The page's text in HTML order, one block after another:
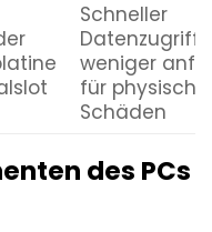
Schneller
Datenzugriff,
weniger
für physische
Schäden
des PCs